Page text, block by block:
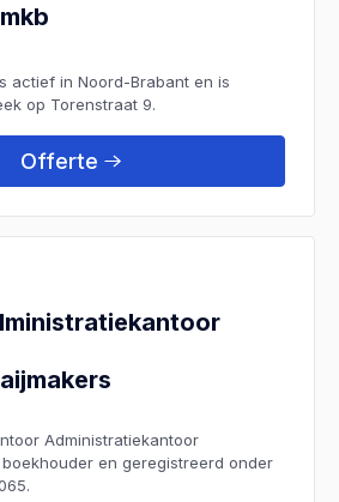
actief in Noord-Brabant en is
op Torenstraat 9.
Offerte
Administratiekantoor
en geregistreerd onder